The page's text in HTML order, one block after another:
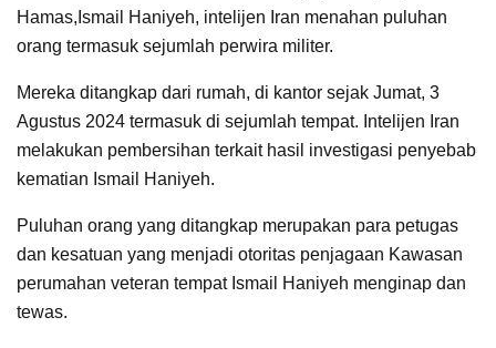
Hamas,Ismail Haniyeh, intelijen Iran menahan puluhan
orang termasuk sejumlah perwira militer.
Mereka ditangkap dari rumah, di kantor sejak Jumat, 3
Agustus 2024 termasuk di sejumlah tempat. Intelijen Iran
melakukan pembersihan terkait hasil investigasi penyebab
kematian Ismail Haniyeh.
Puluhan orang yang ditangkap merupakan para petugas
dan kesatuan yang menjadi otoritas penjagaan Kawasan
perumahan veteran tempat Ismail Haniyeh menginap dan
tewas.